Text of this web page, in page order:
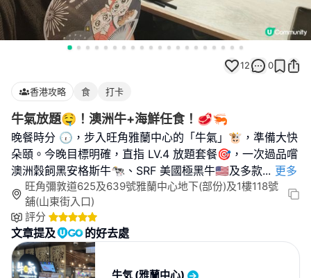
12 0
香港攻略 食 打卡
牛氣放題🤤！澳洲牛+海鮮任食！🥩🦐
晚餐時分 🕡，步入旺角雅蘭中心的「牛氣」🐮，準備大快
朵頤。今晚目標明確，直指 LV.4 放題套餐🎯，一次過品嚐
澳洲穀飼黑安格斯牛🐄、SRF 美國極黑牛🇺🇸及多款... 更多
旺角彌敦道625及639號雅蘭中心地下(部份)及1樓118號
舖(山東街入口)
評分
文章提及 的好去處
牛気 (雅蘭中心)